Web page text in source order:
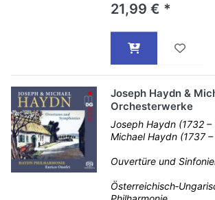
21,99 € *
Joseph Haydn &
Orchesterwerke
Joseph Haydn (1732 –
Michael Haydn (1737
Ouvertüre und